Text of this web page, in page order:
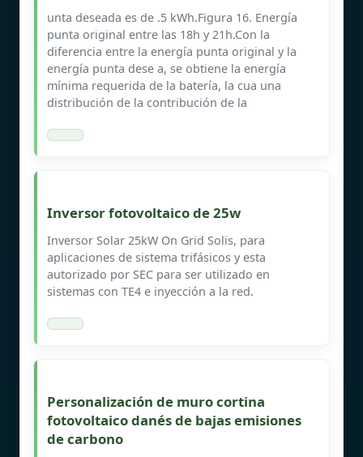
unta deseada es de .5 kWh.Figura 16. Energía
punta original entre las 18h y 21h.Con la
diferencia entre la energía punta original y la
energía punta dese a, se obtiene la energía
mínima requerida de la batería, la cua una
distribución de la contribución de la
Inversor fotovoltaico de 25w
Inversor Solar 25kW On Grid Solis, para
aplicaciones de sistema trifásicos y esta
autorizado por SEC para ser utilizado en
sistemas con TE4 e inyección a la red.
Personalización de muro cortina
fotovoltaico danés de bajas emisiones
de carbono